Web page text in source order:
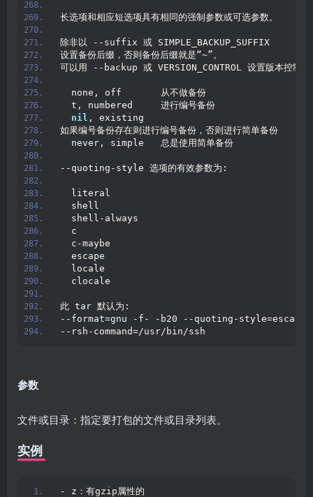
长选项和相应短选项具有相同的强制参数或可选参数。
除非以 --suffix 或 SIMPLE_BACKUP_SUFFIX
设置备份后缀，否则备份后缀就是“~”。
可以用 --backup 或 VERSION_CONTROL 设置版本控制，
  none, off       从不做备份
  t, numbered     进行编号备份
nil , existing
如果编号备份存在则进行编号备份，否则进行简单备份
  never, simple   总是使用简单备份
--quoting-style 选项的有效参数为:
  literal
  shell
  shell-always
  c
  c-maybe
  escape
  locale
  clocale
此 tar 默认为:
--format=gnu -f- -b20 --quoting-style=escape
--rsh-command=/usr/bin/ssh
参数
文件或目录：指定要打包的文件或目录列表。
实例
- z：有gzip属性的